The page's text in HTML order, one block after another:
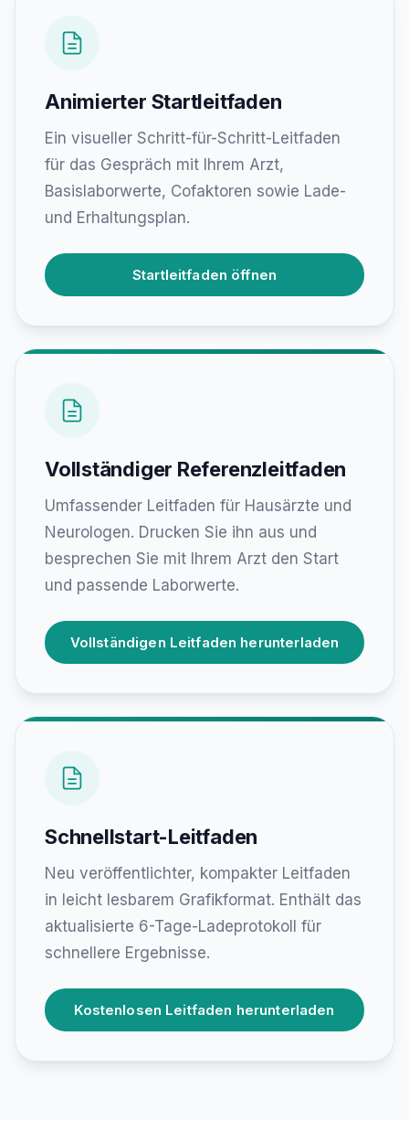
Animierter Startleitfaden
Ein visueller Schritt-für-Schritt-Leitfaden
für das Gespräch mit Ihrem Arzt,
Basislaborwerte, Cofaktoren sowie Lade-
und Erhaltungsplan.
Startleitfaden öffnen
Vollständiger Referenzleitfaden
Umfassender Leitfaden für Hausärzte und
Neurologen. Drucken Sie ihn aus und
besprechen Sie mit Ihrem Arzt den Start
und passende Laborwerte.
Vollständigen Leitfaden herunterladen
Schnellstart-Leitfaden
Neu veröffentlichter, kompakter Leitfaden
in leicht lesbarem Grafikformat. Enthält das
aktualisierte 6-Tage-Ladeprotokoll für
schnellere Ergebnisse.
Kostenlosen Leitfaden herunterladen